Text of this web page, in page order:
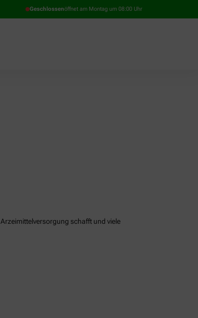
Geschlossenöffnet am Montag um 08:00 Uhr
schafft und viele